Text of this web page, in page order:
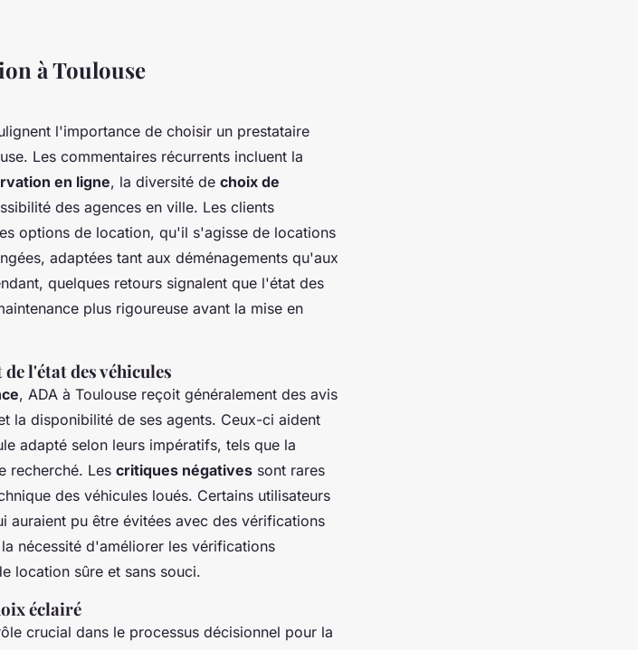
à Toulouse
l'importance de choisir un prestataire
Les commentaires récurrents incluent la
en ligne, la diversité de choix de
des agences en ville. Les clients
options de location, qu'il s'agisse de locations
adaptées tant aux déménagements qu'aux
quelques retours signalent que l'état des
plus rigoureuse avant la mise en
l'état des véhicules
, ADA à Toulouse reçoit généralement des avis
la disponibilité de ses agents. Ceux-ci aident
adapté selon leurs impératifs, tels que la
recherché. Les critiques négatives sont rares
des véhicules loués. Certains utilisateurs
auraient pu être évitées avec des vérifications
nécessité d'améliorer les vérifications
location sûre et sans souci.
éclairé
crucial dans le processus décisionnel pour la